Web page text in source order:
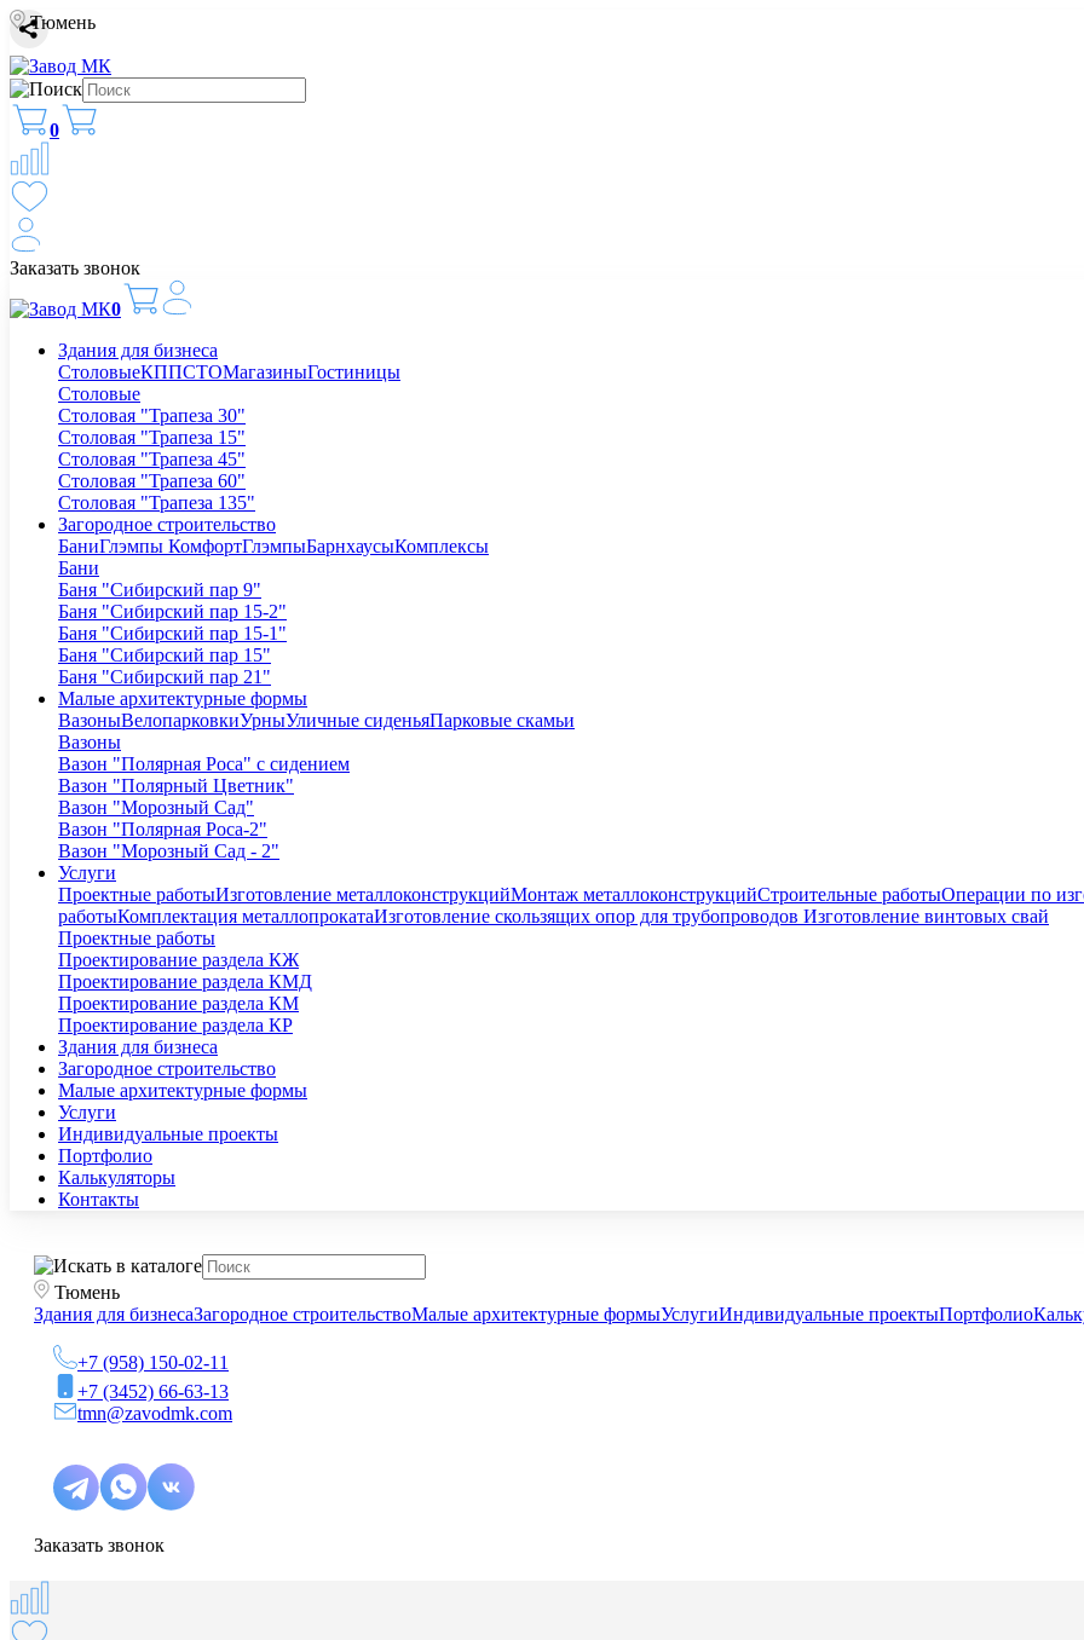
Тюмень
0
Заказать звонок
0
Здания для бизнеса
СтоловыеКППСТОМагазиныГостиницы
Столовые
Столовая "Трапеза 30"
Столовая "Трапеза 15"
Столовая "Трапеза 45"
Столовая "Трапеза 60"
Столовая "Трапеза 135"
Загородное строительство
БаниГлэмпы КомфортГлэмпыБарнхаусыКомплексы
Бани
Баня "Сибирский пар 9"
Баня "Сибирский пар 15-2"
Баня "Сибирский пар 15-1"
Баня "Сибирский пар 15"
Баня "Сибирский пар 21"
Малые архитектурные формы
ВазоныВелопарковкиУрныУличные сиденьяПарковые скамьи
Вазоны
Вазон "Полярная Роса" с сидением
Вазон "Полярный Цветник"
Вазон "Морозный Сад"
Вазон "Полярная Роса-2"
Вазон "Морозный Сад - 2"
Услуги
Проектные работыИзготовление металлоконструкцийМонтаж металлоконструкцийСтроительные работыОперации по
работыКомплектация металлопрокатаИзготовление скользящих опор для трубопроводов Изготовление винтовых свай
Проектные работы
Проектирование раздела КЖ
Проектирование раздела КМД
Проектирование раздела КМ
Проектирование раздела КР
Здания для бизнеса
Загородное строительство
Малые архитектурные формы
Услуги
Индивидуальные проекты
Портфолио
Калькуляторы
Контакты
Тюмень
Здания для бизнесаЗагородное строительствоМалые архитектурные формыУслугиИндивидуальные проектыПортфолио
+7 (958) 150-02-11
+7 (3452) 66-63-13
tmn@zavodmk.com
Заказать звонок